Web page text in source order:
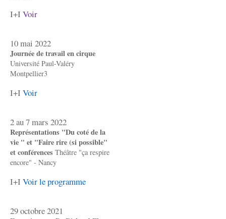
I+I Voir
10 mai 2022
Journée de travail en cirque
Université Paul-Valéry
Montpellier3
I+I Voir
2 au 7 mars 2022
Représentations "Du coté de la
vie " et "Faire rire (si possible"
et conférences Théâtre "ça respire
encore" - Nancy
I+I Voir le programme
29 octobre 2021